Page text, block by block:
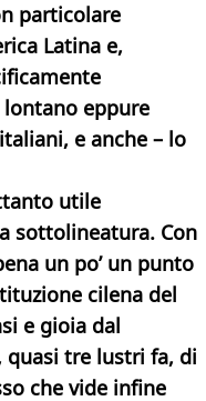
particolare
Latina e,
lontano eppure
e anche – lo
utile
sottolineatura. Con
un po’ un punto
cilena del
e gioia dal
quasi tre lustri fa, di
che vide infine